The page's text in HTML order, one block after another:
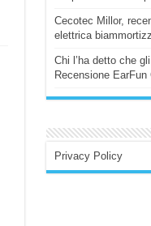
Cecotec Millor,
elettrica
Chi l’ha detto che
Recensione EarFun
Privacy Policy